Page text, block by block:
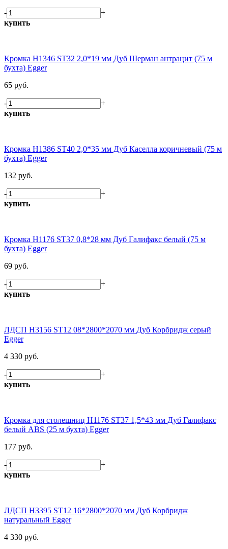
-
+
купить
Кромка H1346 ST32 2,0*19 мм Дуб Шерман антрацит (75 м
бухта) Egger
65 руб.
-
+
купить
Кромка H1386 ST40 2,0*35 мм Дуб Каселла коричневый (75 м
бухта) Egger
132 руб.
-
+
купить
Кромка H1176 ST37 0,8*28 мм Дуб Галифакс белый (75 м
бухта) Egger
69 руб.
-
+
купить
ЛДСП H3156 ST12 08*2800*2070 мм Дуб Корбридж серый
Egger
4 330 руб.
-
+
купить
Кромка для столешниц H1176 ST37 1,5*43 мм Дуб Галифакс
белый ABS (25 м бухта) Egger
177 руб.
-
+
купить
ЛДСП H3395 ST12 16*2800*2070 мм Дуб Корбридж
натуральный Egger
4 330 руб.